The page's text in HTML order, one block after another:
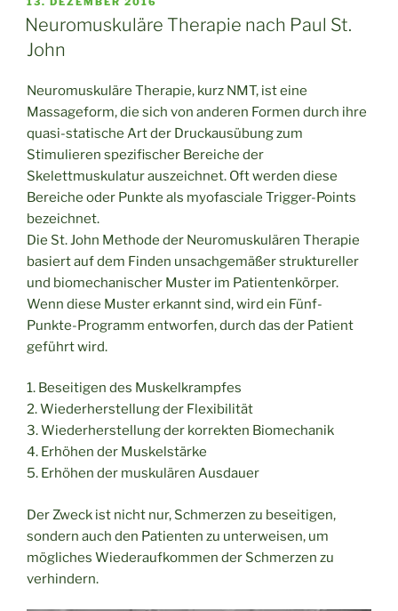
AM
Neuromuskuläre Therapie nach Paul St.
John
Neuromuskuläre Therapie, kurz NMT, ist eine
Massageform, die sich von anderen Formen durch ihre
quasi-statische Art der Druckausübung zum
Stimulieren spezifischer Bereiche der
Skelettmuskulatur auszeichnet. Oft werden diese
Bereiche oder Punkte als myofasciale Trigger-Points
bezeichnet.
Die St. John Methode der Neuromuskulären Therapie
basiert auf dem Finden unsachgemäßer struktureller
und biomechanischer Muster im Patientenkörper.
Wenn diese Muster erkannt sind, wird ein Fünf-
Punkte-Programm entworfen, durch das der Patient
geführt wird.
1. Beseitigen des Muskelkrampfes
2. Wiederherstellung der Flexibilität
3. Wiederherstellung der korrekten Biomechanik
4. Erhöhen der Muskelstärke
5. Erhöhen der muskulären Ausdauer
Der Zweck ist nicht nur, Schmerzen zu beseitigen,
sondern auch den Patienten zu unterweisen, um
mögliches Wiederaufkommen der Schmerzen zu
verhindern.